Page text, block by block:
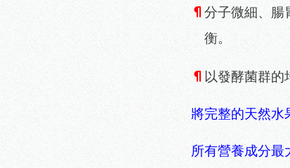
¶ 分子微細、腸
衡。
¶ 以發酵菌群的
將完整的天然水
所有營養成分